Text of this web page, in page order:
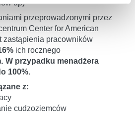
up)
przeprowadzonymi przez
Center for American
zastąpienia pracowników
ich rocznego
W przypadku menadżera
100%.
z:
cudzoziemców